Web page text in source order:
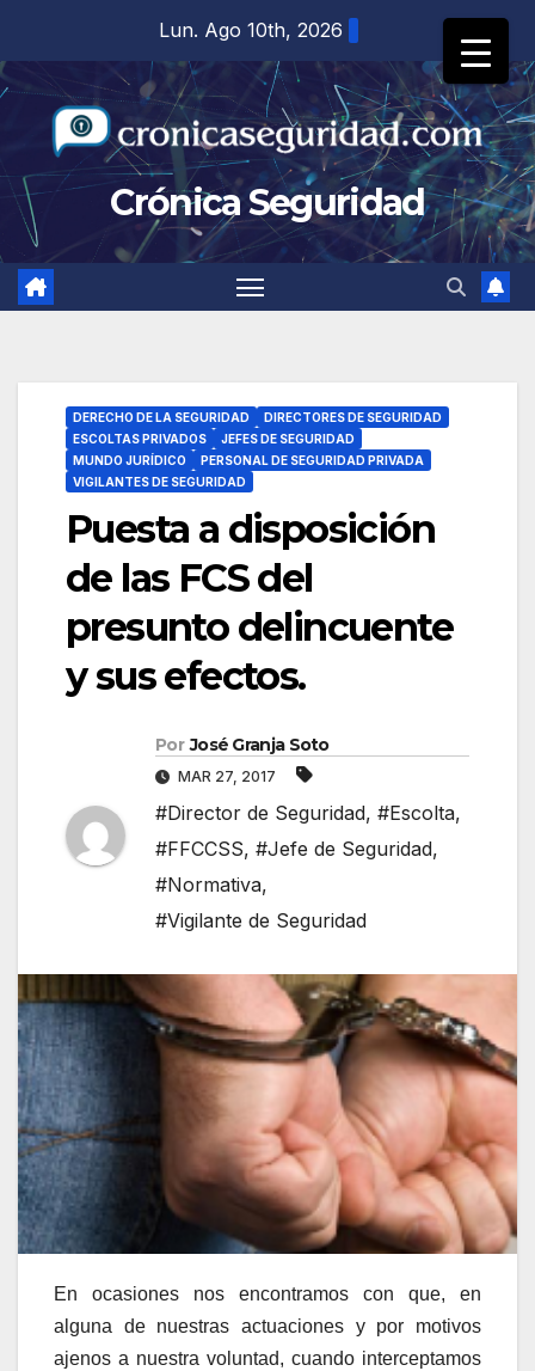
contenido
Lun. Ago 10th, 2026
Crónica Seguridad
DERECHO DE LA SEGURIDAD
DIRECTORES DE SEGURIDAD
ESCOLTAS PRIVADOS
JEFES DE SEGURIDAD
MUNDO JURÍDICO
PERSONAL DE SEGURIDAD PRIVADA
VIGILANTES DE SEGURIDAD
Puesta a disposición
de las FCS del
presunto delincuente
y sus efectos.
Por José Granja Soto
MAR 27, 2017
#Director de Seguridad, #Escolta,
#FFCCSS, #Jefe de Seguridad,
#Normativa,
#Vigilante de Seguridad
En ocasiones nos encontramos con que, en
alguna de nuestras actuaciones y por motivos
ajenos a nuestra voluntad, cuando interceptamos